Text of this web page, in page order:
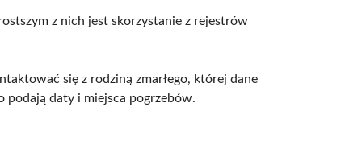
z nich jest skorzystanie z rejestrów
się z rodziną zmarłego, której dane
podają daty i miejsca pogrzebów.